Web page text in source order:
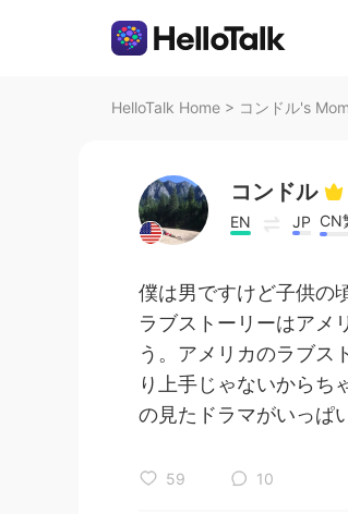
HelloTalk Home > コンドル's
コンドル
EN JP CN
僕は男ですけど子供の
ラブストーリーはアメ
う。アメリカのラブス
り上手じゃないからち
の見たドラマがいっぱ
59 10